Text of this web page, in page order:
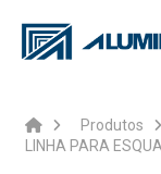
Produtos
LINHA PARA